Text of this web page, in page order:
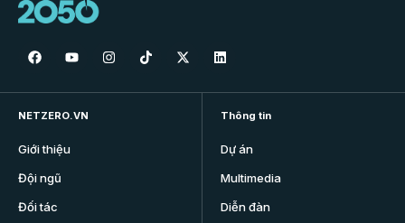
NETZERO.VN
Giới thiệu
Đội ngũ
Đối tác
Thông tin
Dự án
Multimedia
Diễn đàn